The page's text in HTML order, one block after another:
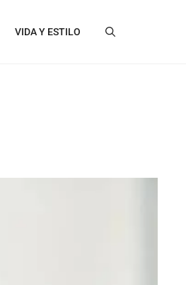
VIDA Y ESTILO